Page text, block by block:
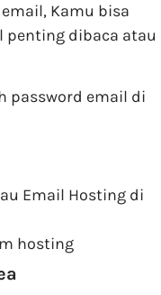
Kamu bisa
penting dibaca atau
password email di
Email Hosting di
hosting